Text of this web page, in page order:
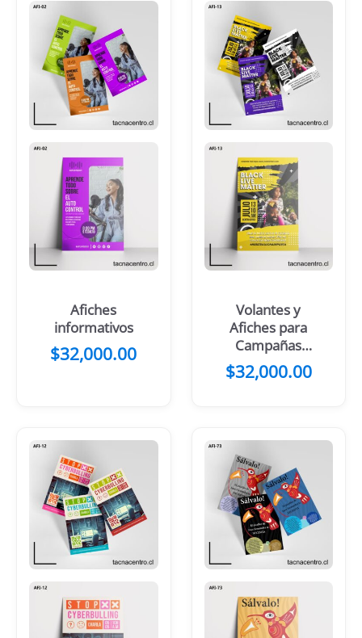
Afiches
informativos
$32,000.00
Volantes y
Afiches para
Campañas
Políticas
$32,000.00